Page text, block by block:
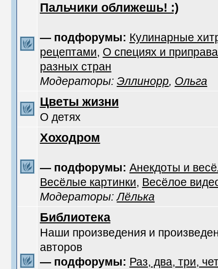
Пальчики оближешь! :)
— подфорумы: Кулинарные
рецептами, О специях и
разных стран
Модераторы: Эллинорр, Ольга
Цветы жизни
О детях
Хоходром
— подфорумы: Анекдоты и
Весёлые картинки, Весёлое
Модераторы:Лёлька
Библиотека
Наши произведения и
авторов
— подфорумы: Раз, два, три,